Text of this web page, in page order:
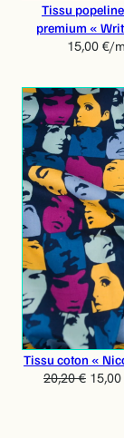
Tissu
premium «
15,00 €/
Tissu coton «
20,20€